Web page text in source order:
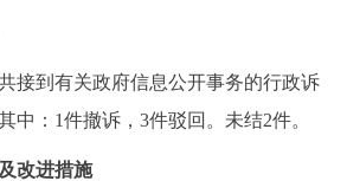
到有关政府信息公开事务的行政诉
中：1件撤诉，3件驳回。未结2件。
改进措施